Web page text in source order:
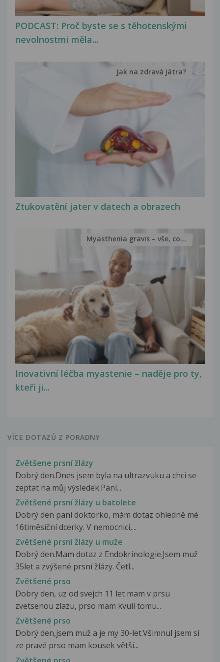
PODCAST: Proč byste se s těhotenskými
nevolnostmi měla...
Ztukovatění jater v datech a obrazech
Jak na zdravá játra?
Inovativní léčba myastenie – naděje pro ty,
kteří ji...
Myasthenia gravis – vše, co...
VÍCE DOTAZŮ Z PORADNY
Zvětšene prsní žlázy
Dobrý den.Dnes jsem byla na ultrazvuku a chci se
zeptat na můj výsledek.Paní...
Zvětšené prsní žlázy u batolete
Dobrý den paní doktorko, mám dotaz ohledně mé
16timěsíční dcerky. V nemocnici,...
Zvětšené prsní žlázy u muže
Dobrý den.Mam dotaz z Endokrinologie.Jsem muž
35let a zvýšené prsní žlázy. Četl...
Zvětšené prso
Dobry den, uz od svejch 11 let mam v prsu
zvetsenou zlazu, prso mam kvuli tomu...
Zvětšené prso
Dobrý den,jsem muž a je my 30-let.Všimnul jsem si
ze pravé prso mam kousek větší...